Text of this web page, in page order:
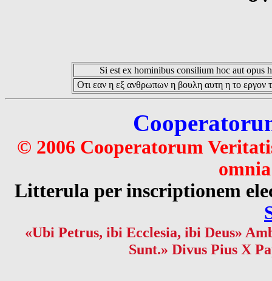
Si est ex hominibus consilium hoc aut opus
Οτι εαν η εξ ανθρωπων η βουλη αυτη η το εργον
© 2006 Cooperatorum
Litterula per inscriptionem
«Ubi Petrus, ibi Ecclesia, ibi Deus»
Sunt.» Divus Pius X